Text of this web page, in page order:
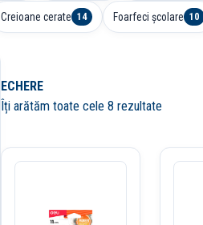
Creioane cerate 14 Foarfeci școlare 10
ECHERE
Îți arătăm toate cele 8 rezultate